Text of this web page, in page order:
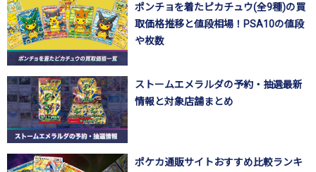
ポンチョを着たピカチュウ(全9種)の買
取価格推移と値段相場！PSA10の値段
や枚数
ストームエメラルダの予約・抽選最新
情報と対象店舗まとめ
ポケカ通販サイトおすすめ比較ランキ